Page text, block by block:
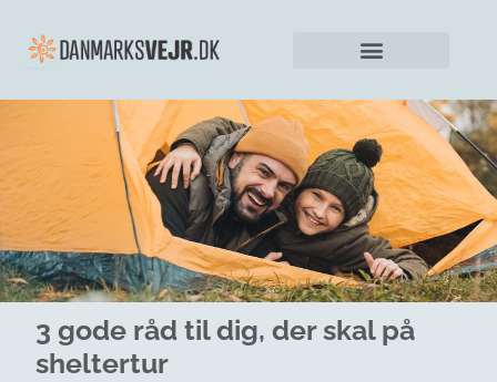
3 gode råd til dig, der skal på
sheltertur